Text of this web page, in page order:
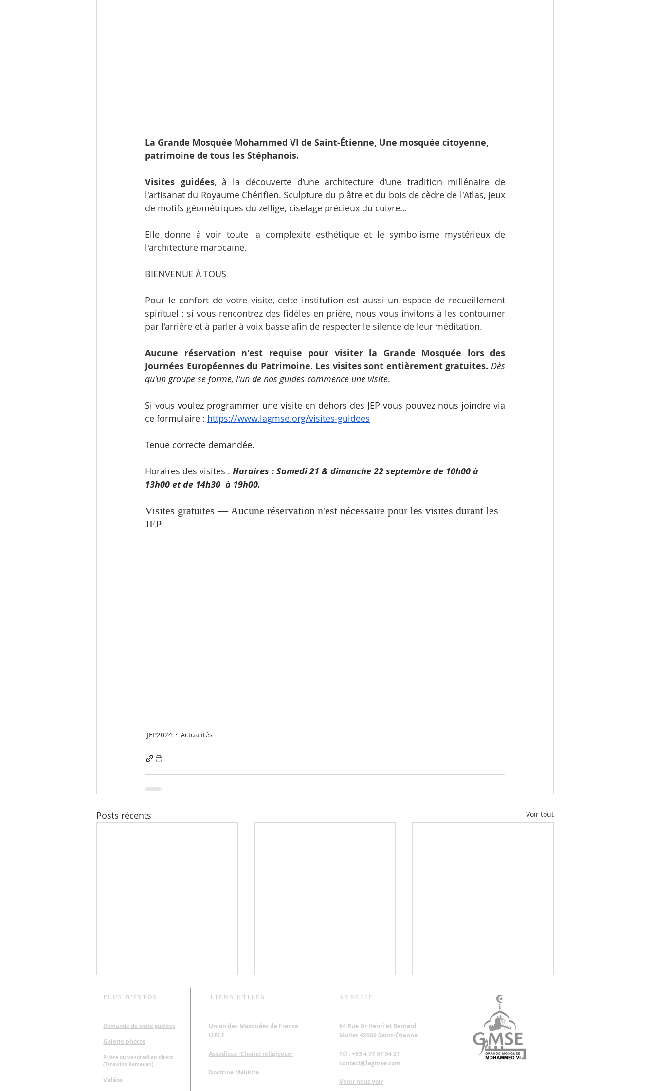
La Grande Mosquée Mohammed VI de Saint-Étienne, Une mosquée citoyenne,
patrimoine de tous les Stéphanois.
Visites guidées, à la découverte d’une architecture d’une tradition millénaire de
l'artisanat du Royaume Chérifien. Sculpture du plâtre et du bois de cèdre de l'Atlas, jeux
de motifs géométriques du zellige, ciselage précieux du cuivre…
Elle donne à voir toute la complexité esthétique et le symbolisme mystérieux de
l'architecture marocaine.
BIENVENUE À TOUS
Pour le confort de votre visite, cette institution est aussi un espace de recueillement
spirituel : si vous rencontrez des fidèles en prière, nous vous invitons à les contourner
par l'arrière et à parler à voix basse afin de respecter le silence de leur méditation.
Aucune réservation n'est requise pour visiter la Grande Mosquée lors des
Journées Européennes du Patrimoine. Les visites sont entièrement gratuites. Dès
qu'un groupe se forme, l'un de nos guides commence une visite.
Si vous voulez programmer une visite en dehors des JEP vous pouvez nous joindre via
ce formulaire : https://www.lagmse.org/visites-guidees
Tenue correcte demandée.
Horaires des visites : Horaires : Samedi 21 & dimanche 22 septembre de 10h00 à
13h00 et de 14h30  à 19h00.
Visites gratuites — Aucune réservation n'est nécessaire pour les visites durant les
JEP
JEP2024 Actualités
Posts récents Voir tout
Vœux 2026 : Espoir, Sagesse et
Solidarité
d'initiation au Zellige - Plongez
PLUS D'INFOS
Demande de visite​ guidées
Galerie photos
Prière du vendredi en direct
(Tarawihs Ramadan)
Vidéos
LIENS UTILES
Union des Mosquées de France
U.M.F
Assadissa -Chaine religieuse-
Doctrine Malikite
ADRESSE
64 Rue Dr Henri et Bernard
Muller 42000 Saint-Étienne​
Tél : +33 4 77 57 54 21
contact@lagmse.com
Venir nous voir